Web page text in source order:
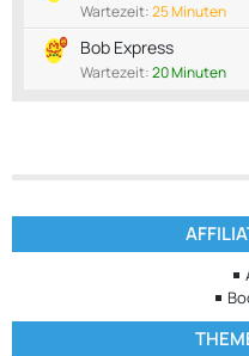
Wartezeit:25 Minuten
Bob Express
Wartezeit:20 Minuten